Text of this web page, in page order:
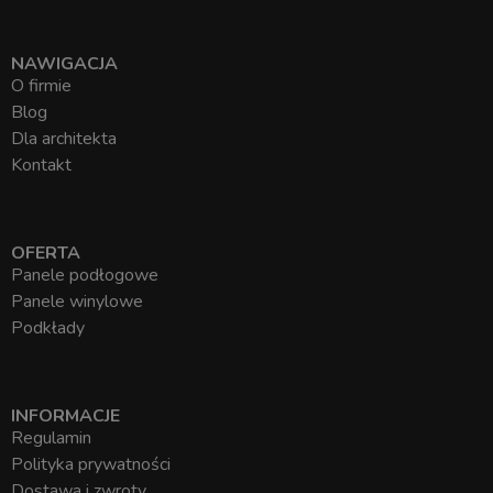
NAWIGACJA
O firmie
Blog
Dla architekta
Kontakt
OFERTA
Panele podłogowe
Panele winylowe
Podkłady
INFORMACJE
Regulamin
Polityka prywatności